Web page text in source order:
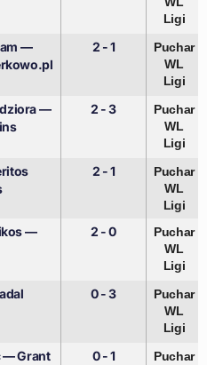
Ligi
—
2 - 1
Puchar
WL
Ligi
—
2 - 3
Puchar
WL
Ligi
2 - 1
Puchar
WL
Ligi
—
2 - 0
Puchar
WL
Ligi
0 - 3
Puchar
WL
Ligi
— Grant
0 - 1
Puchar